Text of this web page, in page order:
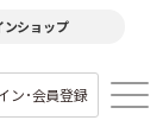
ンショップ
ン･会員登録